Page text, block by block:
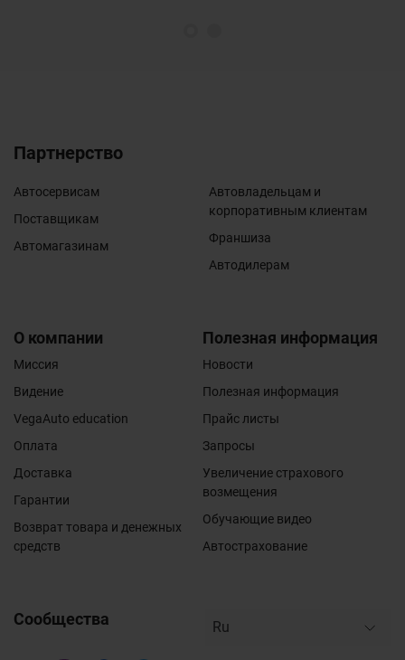
Партнерство
Автосервисам
Поставщикам
Автомагазинам
Автовладельцам и
корпоративным клиентам
Франшиза
Автодилерам
О компании
Миссия
Видение
VegaAuto education
Оплата
Доставка
Гарантии
Возврат товара и денежных
средств
Полезная информация
Новости
Полезная информация
Прайс листы
Запросы
Увеличение страхового
возмещения
Обучающие видео
Автострахование
Сообщества